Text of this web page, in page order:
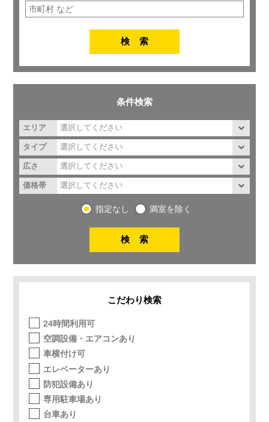
条件検索
エリア
タイプ
広さ
価格帯
指定なし 満室を除く
こだわり検索
24時間利用可
空調設備・エアコンあり
車横付け可
エレベーターあり
防犯設備あり
専用駐車場あり
台車あり